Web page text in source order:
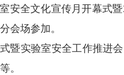
安全文化宣传月开幕式
会场参加。
暨实验室安全工作推进
。